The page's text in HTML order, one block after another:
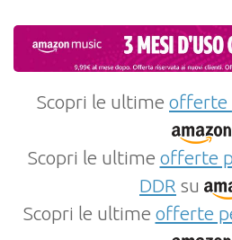
Scopri le ultime offerte
Scopri le ultime offerte
DDR su
Scopri le ultime offerte